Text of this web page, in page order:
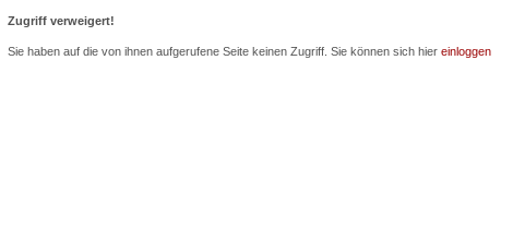
Zugriff verweigert!
Sie haben auf die von ihnen aufgerufene Seite keinen Zugriff. Sie können sich hier einloggen